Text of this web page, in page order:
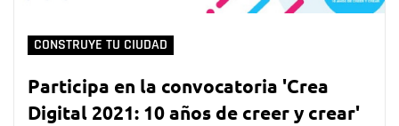
CONSTRUYE TU CIUDAD
Participa en la convocatoria 'Crea
Digital 2021: 10 años de creer y crear'